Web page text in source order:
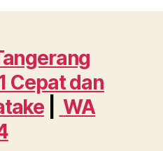
No.1
Cepat
dan
Murah
dekat
Cepat dan
WA